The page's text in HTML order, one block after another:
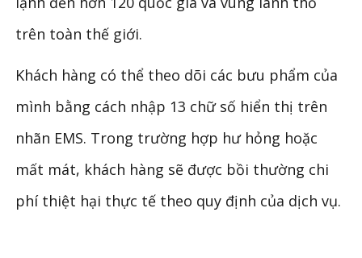
trên toàn thế giới.
Khách hàng có thể theo dõi các bưu phẩm của
mình bằng cách nhập 13 chữ số hiển thị trên
nhãn EMS. Trong trường hợp hư hỏng hoặc
mất mát, khách hàng sẽ được bồi thường chi
phí thiệt hại thực tế theo quy định của dịch vụ.